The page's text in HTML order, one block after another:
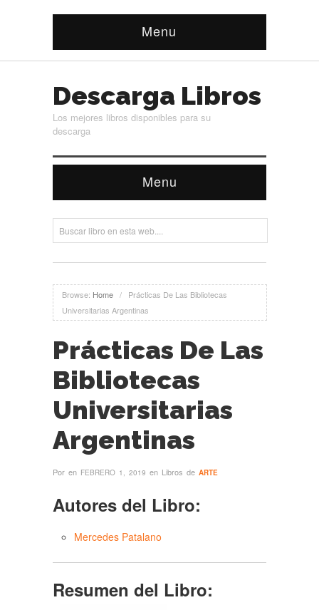
Menu
Descarga Libros
Los mejores libros disponibles para su
descarga
Menu
Browse: Home /
Prácticas De Las Bibliotecas
Universitarias Argentinas
Prácticas De Las
Bibliotecas
Universitarias
Argentinas
Por en FEBRERO 1, 2019 en Libros de ARTE
Autores del Libro:
Mercedes Patalano
Resumen del Libro: